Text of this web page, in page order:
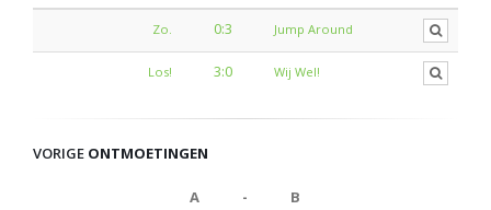
Zo. 0:3 Jump Around
Los! 3:0 Wij Wel!
VORIGE ONTMOETINGEN
A -
B